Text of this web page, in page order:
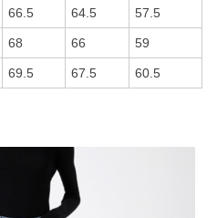
66.5 64.5 57.5
68 66 59
69.5 67.5 60.5